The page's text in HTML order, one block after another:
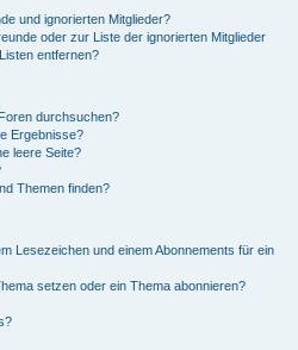
und ignorierten Mitglieder?
oder zur Liste der ignorierten Mitglieder
entfernen?
durchsuchen?
Ergebnisse?
leere Seite?
Themen finden?
Lesezeichen und einem Abonnements für ein
setzen oder ein Thema abonnieren?